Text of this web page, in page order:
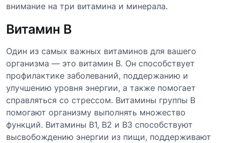
внимание на три витамина и минерала.
Витамин B
Один из самых важных витаминов для вашего
организма — это витамин B. Он способствует
профилактике заболеваний, поддержанию и
улучшению уровня энергии, а также помогает
справляться со стрессом. Витамины группы B
помогают организму выполнять множество
функций. Витамины B1, B2 и B3 способствуют
высвобождению энергии из пищи, поддерживают